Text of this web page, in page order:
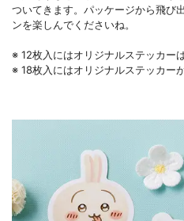
ついてきます。パッケージから飛び
ンを楽しんでくださいね。
※ 12枚入にはオリジナルステッカー
※ 18枚入にはオリジナルステッカー